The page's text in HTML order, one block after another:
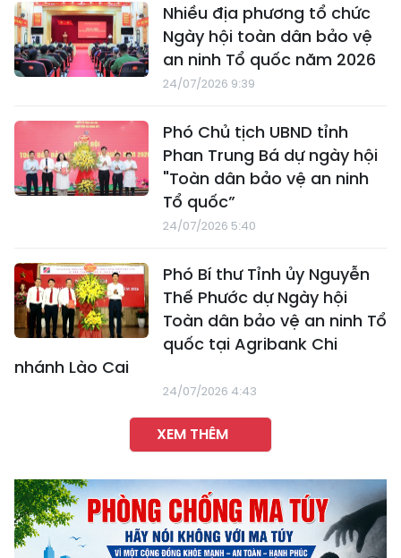
Nhiều địa phương tổ chức
Ngày hội toàn dân bảo vệ
an ninh Tổ quốc năm 2026
24/07/2026 9:39
Phó Chủ tịch UBND tỉnh
Phan Trung Bá dự ngày hội
"Toàn dân bảo vệ an ninh
Tổ quốc”
24/07/2026 5:40
Phó Bí thư Tỉnh ủy Nguyễn
Thế Phước dự Ngày hội
Toàn dân bảo vệ an ninh Tổ
quốc tại Agribank Chi
nhánh Lào Cai
24/07/2026 4:43
XEM THÊM